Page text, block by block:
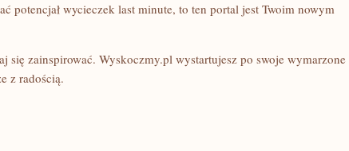
potencjał wycieczek last minute, to ten portal jest Twoim nowym
się zainspirować. Wyskoczmy.pl wystartujesz po swoje wymarzone
z radością.